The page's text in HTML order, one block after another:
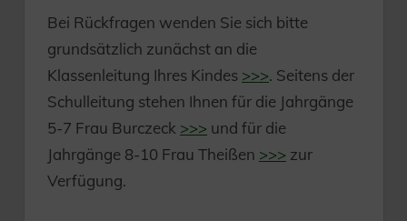
Bei Rückfragen wenden Sie sich bitte
grundsätzlich zunächst an die
Klassenleitung Ihres Kindes >>>. Seitens der
Schulleitung stehen Ihnen für die Jahrgänge
5-7 Frau Burczeck >>> und für die
Jahrgänge 8-10 Frau Theißen >>> zur
Verfügung.